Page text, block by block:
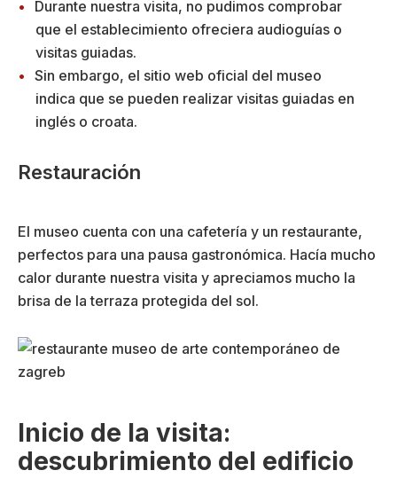
Durante nuestra visita, no pudimos comprobar
que el establecimiento ofreciera audioguías o
visitas guiadas.
Sin embargo, el sitio web oficial del museo
indica que se pueden realizar visitas guiadas en
inglés o croata.
Restauración
El museo cuenta con una cafetería y un restaurante,
perfectos para una pausa gastronómica. Hacía mucho
calor durante nuestra visita y apreciamos mucho la
brisa de la terraza protegida del sol.
Inicio de la visita:
descubrimiento del edificio